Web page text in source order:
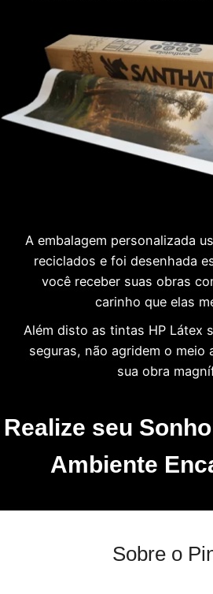
A embalagem personalizada
reciclados e foi desenhada
você receber suas obras
carinho que elas
Além disto as tintas HP Látex
seguras, não agridem o meio
sua obra
Realize seu
Ambiente
Sobre o